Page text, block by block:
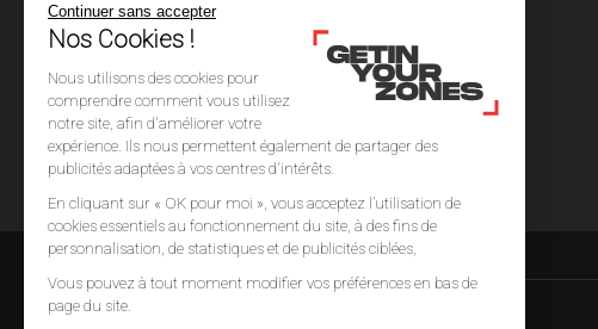
Continuer sans accepter
Nos Cookies !
Nous utilisons des cookies pour
comprendre comment vous utilisez
notre site, afin d'améliorer votre
expérience. Ils nous permettent également de partager des
publicités adaptées à vos centres d'intérêts.
En cliquant sur « OK pour moi », vous acceptez l’utilisation de
cookies essentiels au fonctionnement du site, à des fins de
personnalisation, de statistiques et de publicités ciblées,
Vous pouvez à tout moment modifier vos préférences en bas de
page du site.